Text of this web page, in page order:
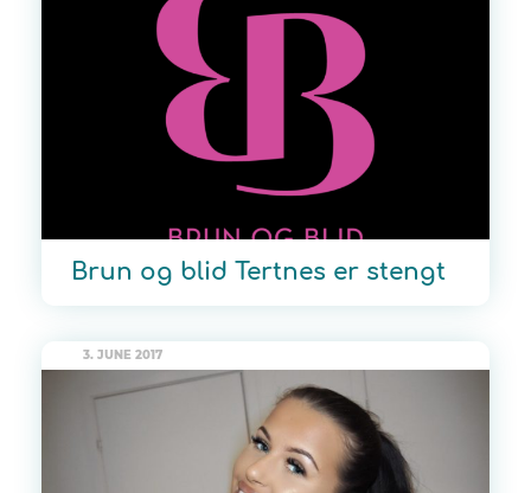
Brun og blid Tertnes er stengt
3. JUNE 2017